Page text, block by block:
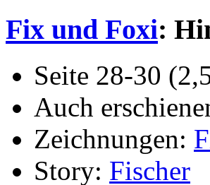
Fix und Foxi:
Seite 28-30
Auch
Zeichnungen:
Story: Fischer